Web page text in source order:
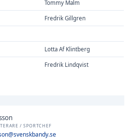
Tommy Malm
Fredrik Gillgren
Lotta Af Klintberg
Fredrik Lindqvist
/ SPORTCHEF